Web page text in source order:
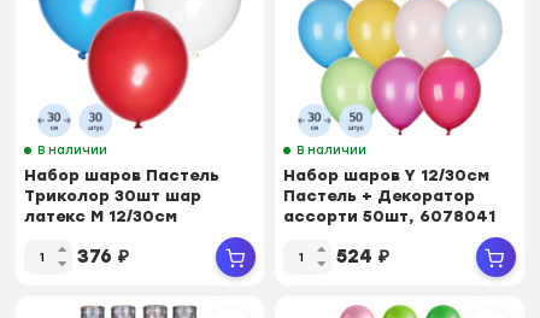
В наличии
Набор шаров Пастель
Триколор 30шт шар
латекс M 12/30см
376 ₽
В наличии
Набор шаров Y 12/30см
Пастель + Декоратор
ассорти 50шт, 6078041
524 ₽